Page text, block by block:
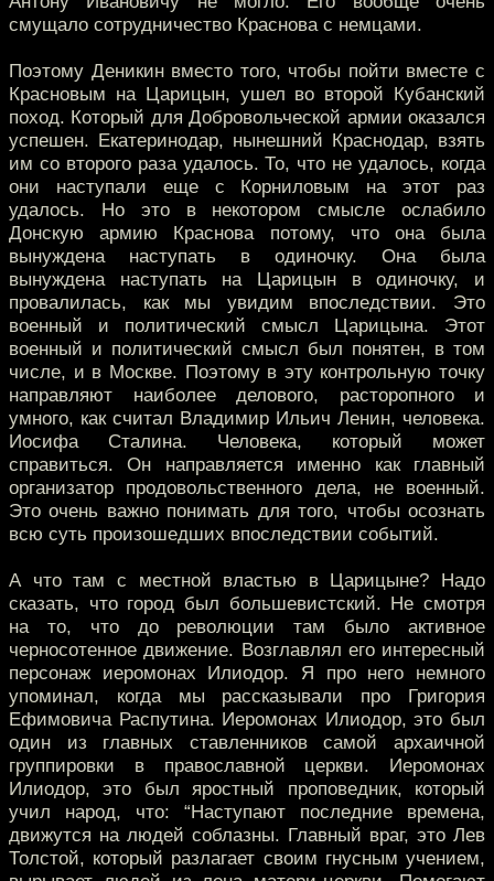
смущало сотрудничество Краснова с немцами.
Поэтому Деникин вместо того, чтобы пойти вместе с
Красновым на Царицын, ушел во второй Кубанский
поход. Который для Добровольческой армии оказался
успешен. Екатеринодар, нынешний Краснодар, взять
им со второго раза удалось. То, что не удалось, когда
они наступали еще с Корниловым на этот раз
удалось. Но это в некотором смысле ослабило
Донскую армию Краснова потому, что она была
вынуждена наступать в одиночку. Она была
вынуждена наступать на Царицын в одиночку, и
провалилась, как мы увидим впоследствии. Это
военный и политический смысл Царицына. Этот
военный и политический смысл был понятен, в том
числе, и в Москве. Поэтому в эту контрольную точку
направляют наиболее делового, расторопного и
умного, как считал Владимир Ильич Ленин, человека.
Иосифа Сталина. Человека, который может
справиться. Он направляется именно как главный
организатор продовольственного дела, не военный.
Это очень важно понимать для того, чтобы осознать
всю суть произошедших впоследствии событий.
А что там с местной властью в Царицыне? Надо
сказать, что город был большевистский. Не смотря
на то, что до революции там было активное
черносотенное движение. Возглавлял его интересный
персонаж иеромонах Илиодор. Я про него немного
упоминал, когда мы рассказывали про Григория
Ефимовича Распутина. Иеромонах Илиодор, это был
один из главных ставленников самой архаичной
группировки в православной церкви. Иеромонах
Илиодор, это был яростный проповедник, который
учил народ, что: “Наступают последние времена,
движутся на людей соблазны. Главный враг, это Лев
Толстой, который разлагает своим гнусным учением,